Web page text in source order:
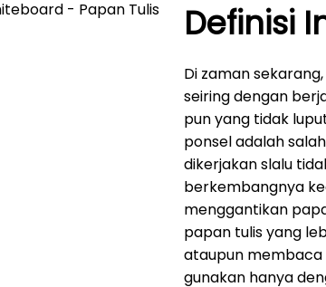
Definisi
Di zaman
seiring dengan
pun yang tidak
ponsel adalah
dikerjakan slalu
berkembangnya
menggantikan
papan tulis yang
ataupun membaca
gunakan hanya